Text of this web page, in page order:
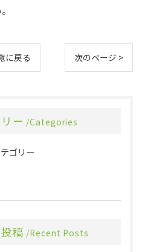
に戻る 次のページ >
ー Categories
ゴリー
稿 Recent Posts